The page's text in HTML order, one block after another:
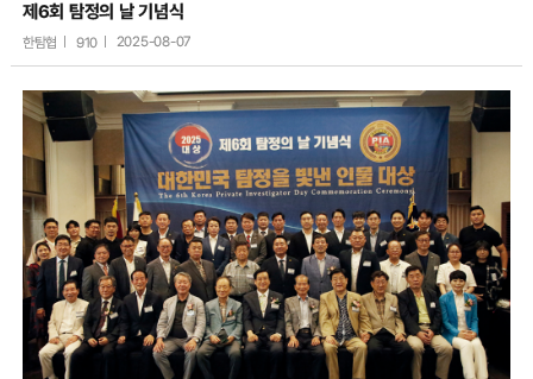
제6회 탐정의 날 기념식
한탐협 910 2025-08-07